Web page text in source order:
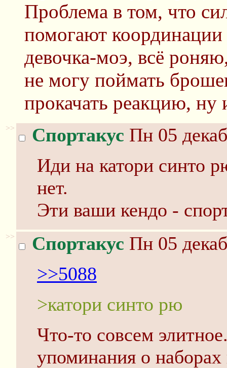
Проблема в том, что
помогают
девочка-моэ, всё
не могу поймать
прокачать реакцию, ну
>> Спортакус Пн 05
Иди на катори синто
нет.
Эти ваши кендо -
>> Спортакус Пн 05
>>5088
>катори синто рю
Что-то совсем
упоминания о